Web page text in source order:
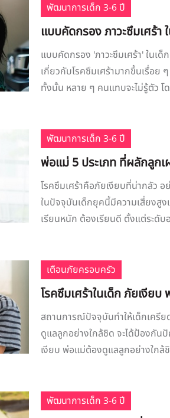
พัฒนาการเด็ก 3-6 ปี
แบบคัดกรอง ภาวะซึมเศร้า
แบบคัดกรอง 'ภาวะซึมเศร้า' ในเ
เกี่ยวกับโรคซึมเศร้ามากขึ้นเรื่อย
ทั้งนั้น หลาย ๆ คนแทบจะไม่รู้ตัว โ
พัฒนาการเด็ก 3-6 ปี
พ่อแม่ 5 ประเภท ที่ผลักลูก
โรคซึมเศร้าคือภัยเงียบที่น่ากลัว อ
ในปัจจุบันเด็กยุคนี้มีความเสี่ยงสูง
เรียนหนัก ต้องเรียนดี ตั้งแต่ระดับ
เตือนภัยครอบครัว
โรคซึมเศร้าในเด็ก ภัยเงีย
สถานการณ์ปัจจุบันทำให้เด็กเครีย
ดูแลลูกอย่างใกล้ชิด จะได้ป้องกัน
เงียบ พ่อแม่ต้องดูแลลูกอย่างใกล้ชิ
พัฒนาการเด็ก 3-6 ปี